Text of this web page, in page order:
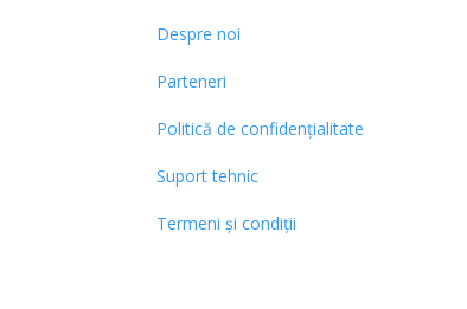
Despre noi
Parteneri
Politică de confidențialitate
Suport tehnic
Termeni și condiții